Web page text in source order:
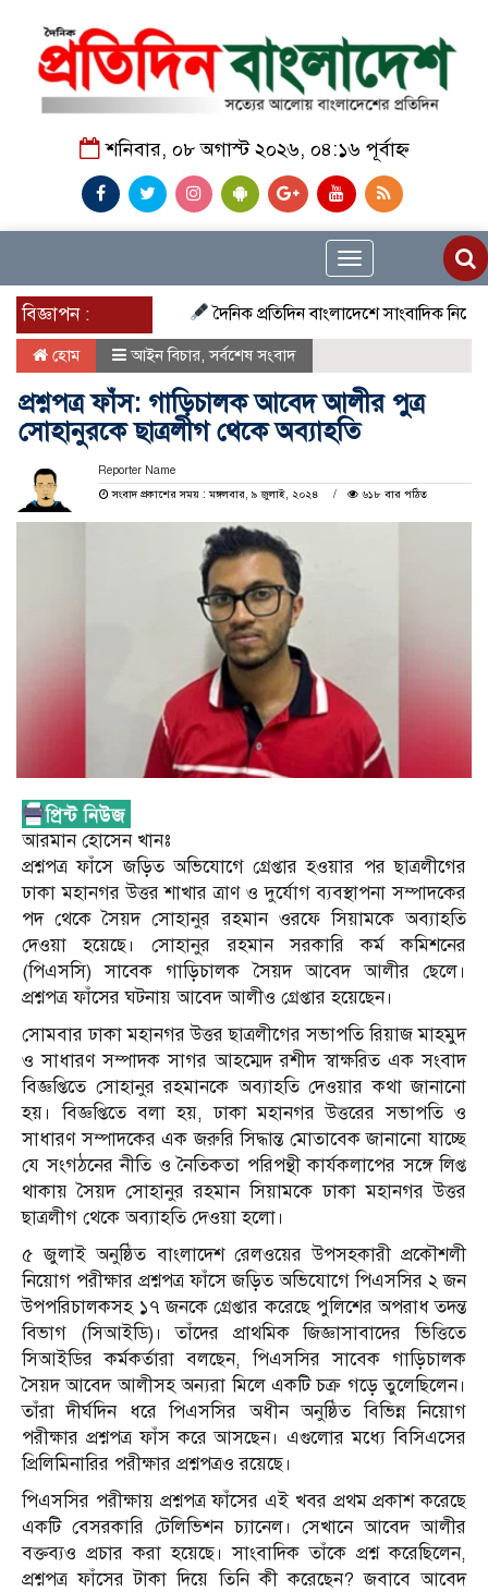
শনিবার, ০৮ অগাস্ট ২০২৬, ০৪:১৬ পূর্বাহ্ন
Toggle
navigation
বিজ্ঞাপন :
দৈনিক প্রতিদিন বাংলাদেশে সাংবাদিক নিয়োগ
হোম আইন বিচার,সর্বশেষ সংবাদ
প্রশ্নপত্র ফাঁস: গাড়িচালক আবেদ আলীর পুত্র
সোহানুরকে ছাত্রলীগ থেকে অব্যাহতি
Reporter Name
সংবাদ প্রকাশের সময় : মঙ্গলবার, ৯ জুলাই, ২০২৪
৬১৮ বার পঠিত
আরমান হোসেন খানঃ
প্রশ্নপত্র ফাঁসে জড়িত অভিযোগে গ্রেপ্তার হওয়ার পর ছাত্রলীগের
ঢাকা মহানগর উত্তর শাখার ত্রাণ ও দুর্যোগ ব্যবস্থাপনা সম্পাদকের
পদ থেকে সৈয়দ সোহানুর রহমান ওরফে সিয়ামকে অব্যাহতি
দেওয়া হয়েছে। সোহানুর রহমান সরকারি কর্ম কমিশনের
(পিএসসি) সাবেক গাড়িচালক সৈয়দ আবেদ আলীর ছেলে।
প্রশ্নপত্র ফাঁসের ঘটনায় আবেদ আলীও গ্রেপ্তার হয়েছেন।
সোমবার ঢাকা মহানগর উত্তর ছাত্রলীগের সভাপতি রিয়াজ মাহমুদ
ও সাধারণ সম্পাদক সাগর আহম্মেদ রশীদ স্বাক্ষরিত এক সংবাদ
বিজ্ঞপ্তিতে সোহানুর রহমানকে অব্যাহতি দেওয়ার কথা জানানো
হয়। বিজ্ঞপ্তিতে বলা হয়, ঢাকা মহানগর উত্তরের সভাপতি ও
সাধারণ সম্পাদকের এক জরুরি সিদ্ধান্ত মোতাবেক জানানো যাচ্ছে
যে সংগঠনের নীতি ও নৈতিকতা পরিপন্থী কার্যকলাপের সঙ্গে লিপ্ত
থাকায় সৈয়দ সোহানুর রহমান সিয়ামকে ঢাকা মহানগর উত্তর
ছাত্রলীগ থেকে অব্যাহতি দেওয়া হলো।
৫ জুলাই অনুষ্ঠিত বাংলাদেশ রেলওয়ের উপসহকারী প্রকৌশলী
নিয়োগ পরীক্ষার প্রশ্নপত্র ফাঁসে জড়িত অভিযোগে পিএসসির ২ জন
উপপরিচালকসহ ১৭ জনকে গ্রেপ্তার করেছে পুলিশের অপরাধ তদন্ত
বিভাগ (সিআইডি)। তাঁদের প্রাথমিক জিজ্ঞাসাবাদের ভিত্তিতে
সিআইডির কর্মকর্তারা বলছেন, পিএসসির সাবেক গাড়িচালক
সৈয়দ আবেদ আলীসহ অন্যরা মিলে একটি চক্র গড়ে তুলেছিলেন।
তাঁরা দীর্ঘদিন ধরে পিএসসির অধীন অনুষ্ঠিত বিভিন্ন নিয়োগ
পরীক্ষার প্রশ্নপত্র ফাঁস করে আসছেন। এগুলোর মধ্যে বিসিএসের
প্রিলিমিনারির পরীক্ষার প্রশ্নপত্রও রয়েছে।
পিএসসির পরীক্ষায় প্রশ্নপত্র ফাঁসের এই খবর প্রথম প্রকাশ করেছে
একটি বেসরকারি টেলিভিশন চ্যানেল। সেখানে আবেদ আলীর
বক্তব্যও প্রচার করা হয়েছে। সাংবাদিক তাঁকে প্রশ্ন করেছিলেন,
প্রশ্নপত্র ফাঁসের টাকা দিয়ে তিনি কী করেছেন? জবাবে আবেদ